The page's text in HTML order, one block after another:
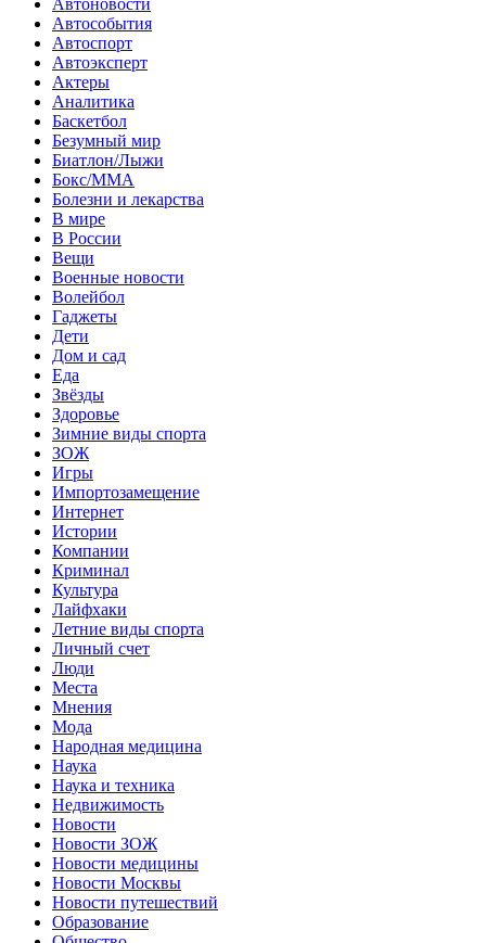
Автособытия
Автоспорт
Автоэксперт
Актеры
Аналитика
Баскетбол
Безумный мир
Биатлон/Лыжи
Бокс/MMA
Болезни и лекарства
В мире
В России
Вещи
Военные новости
Волейбол
Гаджеты
Дети
Дом и сад
Еда
Звёзды
Здоровье
Зимние виды спорта
ЗОЖ
Игры
Импортозамещение
Интернет
Истории
Компании
Криминал
Культура
Лайфхаки
Летние виды спорта
Личный счет
Люди
Места
Мнения
Мода
Народная медицина
Наука
Наука и техника
Недвижимость
Новости
Новости ЗОЖ
Новости медицины
Новости Москвы
Новости путешествий
Образование